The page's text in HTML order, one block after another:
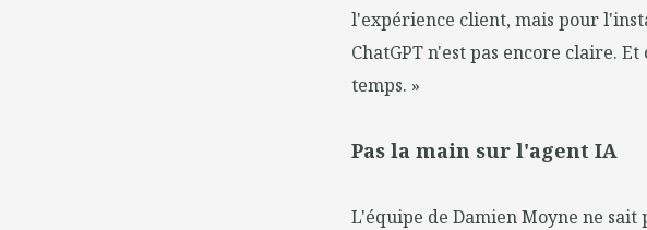
l'expérience client, mais pour
ChatGPT n'est pas encore claire.
temps. »
Pas la main sur l'agent IA
L'équipe de Damien Moyne ne sait